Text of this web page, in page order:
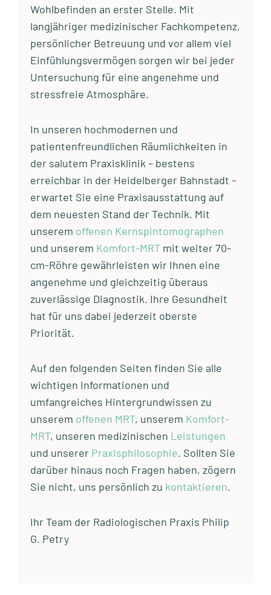
Wohlbefinden an erster Stelle. Mit
langjähriger medizinischer Fachkompetenz,
persönlicher Betreuung und vor allem viel
Einfühlungsvermögen sorgen wir bei jeder
Untersuchung für eine angenehme und
stressfreie Atmosphäre.
In unseren hochmodernen und
patientenfreundlichen Räumlichkeiten in
der salutem Praxisklinik – bestens
erreichbar in der Heidelberger Bahnstadt –
erwartet Sie eine Praxisausstattung auf
dem neuesten Stand der Technik. Mit
unserem offenen Kernspintomographen
und unserem Komfort-MRT mit weiter 70-
cm-Röhre gewährleisten wir Ihnen eine
angenehme und gleichzeitig überaus
zuverlässige Diagnostik. Ihre Gesundheit
hat für uns dabei jederzeit oberste
Priorität.
Auf den folgenden Seiten finden Sie alle
wichtigen Informationen und
umfangreiches Hintergrundwissen zu
unserem offenen MRT, unserem Komfort-
MRT, unseren medizinischen Leistungen
und unserer Praxisphilosophie. Sollten Sie
darüber hinaus noch Fragen haben, zögern
Sie nicht, uns persönlich zu kontaktieren.
Ihr Team der Radiologischen Praxis Philip
G. Petry